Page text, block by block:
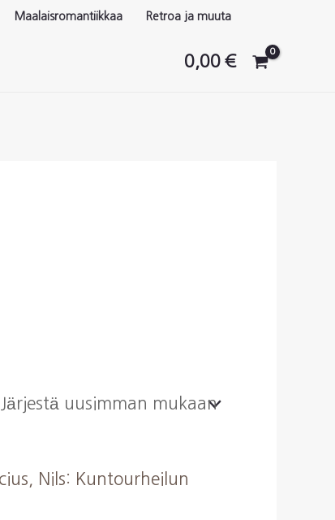
Maalaisromantiikkaa Retroa ja muuta
0,00€